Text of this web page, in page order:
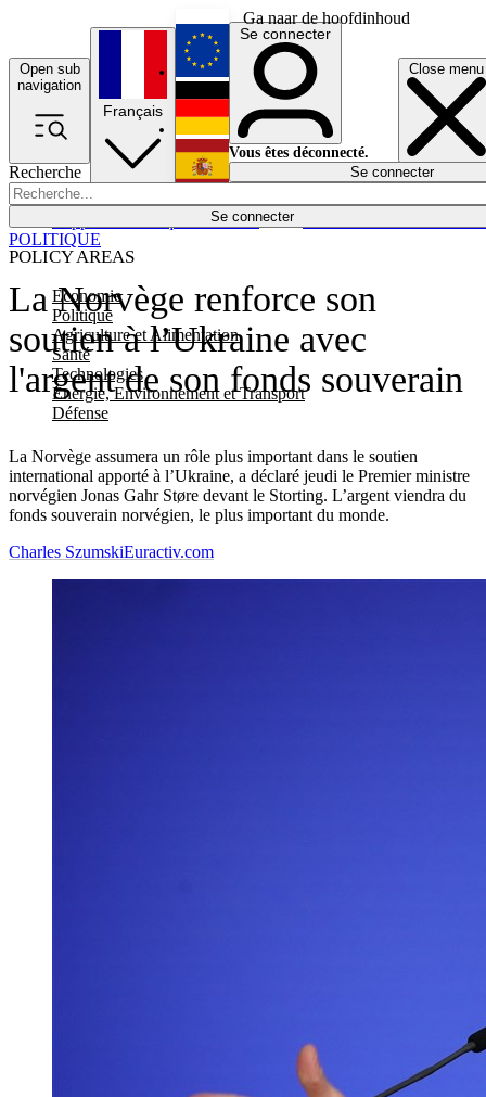
Ga naar de hoofdinhoud
Open sub
navigation
Close menu
Recherche
Se connecter
POLICY AREAS
Economie
Politique
Agriculture et Alimentation
Santé
Technologies
Energie, Environnement et Transport
Défense
Économie
Français
English
Deutsch
Español
Se connecter
Vous êtes déconnecté.
Se connecter
La Norvège renforce son
soutien à l’Ukraine avec
l'argent de son fonds souverain
La Norvège assumera un rôle plus important dans le soutien
international apporté à l’Ukraine, a déclaré jeudi le Premier ministre
norvégien Jonas Gahr Støre devant le Storting. L’argent viendra du
fonds souverain norvégien, le plus important du monde.
POLITIQUE
Charles SzumskiEuractiv.com